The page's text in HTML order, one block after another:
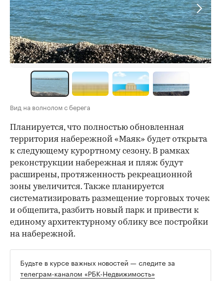
Вид на волнолом с берега
Планируется, что полностью обновленная
территория набережной «Маяк» будет открыта
к следующему курортному сезону. В рамках
реконструкции набережная и пляж будут
расширены, протяженность рекреационной
зоны увеличится. Также планируется
систематизировать размещение торговых точек
и общепита, разбить новый парк и привести к
единому архитектурному облику все постройки
на набережной.
Будьте в курсе важных новостей — следите за
телеграм-каналом «РБК-Недвижимость»